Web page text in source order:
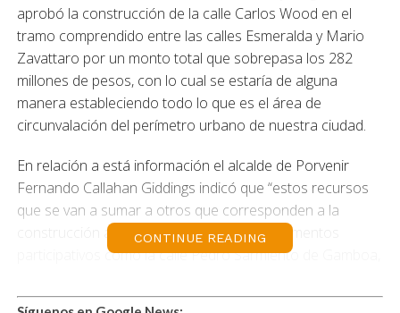
aprobó la construcción de la calle Carlos Wood en el
tramo comprendido entre las calles Esmeralda y Mario
Zavattaro por un monto total que sobrepasa los 282
millones de pesos, con lo cual se estaría de alguna
manera estableciendo todo lo que es el área de
circunvalación del perímetro urbano de nuestra ciudad.
En relación a está información el alcalde de Porvenir
Fernando Callahan Giddings indicó que “estos recursos
que se van a sumar a otros que corresponden a la
construcción a través del programa de pavimentos
participativos como la calle Pedro Sarmiento de Gamboa,
dirección de ir consolidando a nuestra ciudad desde el
CONTINUE READING